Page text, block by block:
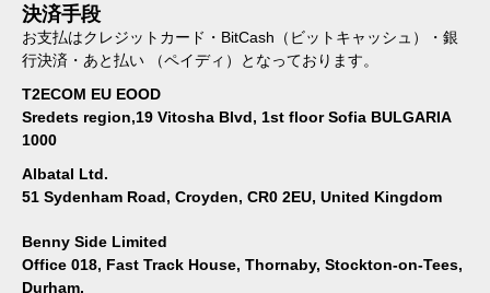
決済手段
お支払はクレジットカード・BitCash（ビットキャッシュ）・銀
行決済・あと払い （ペイディ）となっております。
T2ECOM EU EOOD
Sredets region,19 Vitosha Blvd, 1st floor Sofia BULGARIA
1000
Albatal Ltd.
51 Sydenham Road, Croyden, CR0 2EU, United Kingdom
Benny Side Limited
Office 018, Fast Track House, Thornaby, Stockton-on-Tees,
Durham,